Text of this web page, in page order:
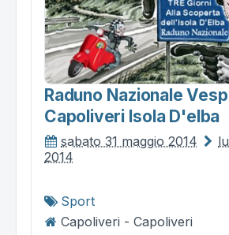
Raduno Nazionale
Capoliveri Isola D'elba
sabato 31 maggio 2014
2014
Sport
Capoliveri - Capoliveri